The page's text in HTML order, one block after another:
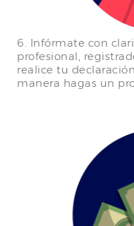
6. Infórmate con
profesional,
realice tu
manera hagas un